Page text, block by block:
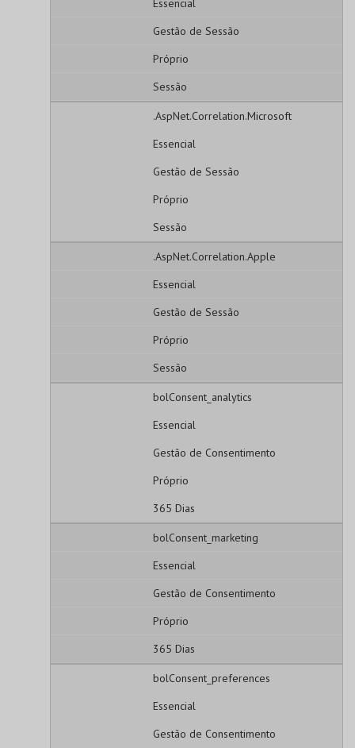
Essencial
Gestão de Sessão
Próprio
Sessão
.AspNet.Correlation.Microsoft
Essencial
Gestão de Sessão
Próprio
Sessão
.AspNet.Correlation.Apple
Essencial
Gestão de Sessão
Próprio
Sessão
bolConsent_analytics
Essencial
Gestão de Consentimento
Próprio
365 Dias
bolConsent_marketing
Essencial
Gestão de Consentimento
Próprio
365 Dias
bolConsent_preferences
Essencial
Gestão de Consentimento